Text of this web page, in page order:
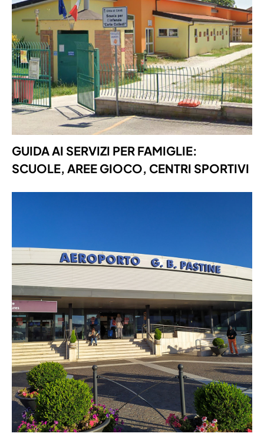
GUIDA AI SERVIZI PER FAMIGLIE:
SCUOLE, AREE GIOCO, CENTRI SPORTIVI